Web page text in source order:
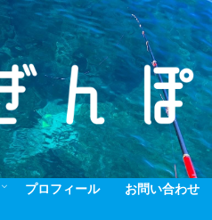
プロフィール お問い合わせ